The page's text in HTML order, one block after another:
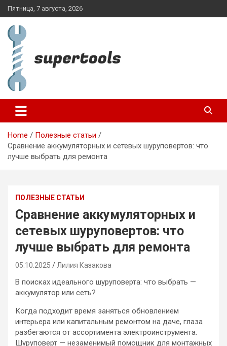
Skip
to
content
Пятница, 7 августа, 2026
supertools.com.ua
Home
Полезные статьи
Сравнение аккумуляторных и сетевых шуруповертов: что
лучше выбрать для ремонта
ПОЛЕЗНЫЕ СТАТЬИ
Сравнение аккумуляторных и
сетевых шуруповертов: что
лучше выбрать для ремонта
05.10.2025 Лилия Казакова
В поисках идеального шуруповерта: что выбрать —
аккумулятор или сеть?
Когда подходит время заняться обновлением
интерьера или капитальным ремонтом на даче, глаза
разбегаются от ассортимента электроинструмента.
Шуруповерт — незаменимый помощник для монтажных